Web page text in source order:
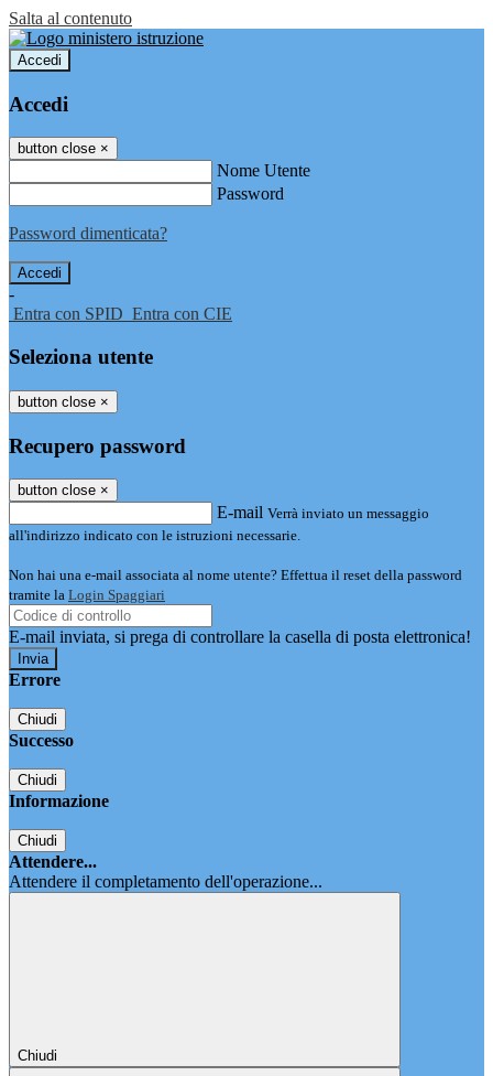
Salta al contenuto
Accedi
Accedi
button close ×
Nome Utente
Password
Password dimenticata?
-
Entra con SPID Entra con CIE
Seleziona utente
button close ×
Recupero password
button close ×
E-mail Verrà inviato un messaggio
all'indirizzo indicato con le istruzioni necessarie.
Non hai una e-mail associata al nome utente? Effettua il reset della password
tramite la Login Spaggiari
E-mail inviata, si prega di controllare la casella di posta elettronica!
Errore
Chiudi
Successo
Chiudi
Informazione
Chiudi
Attendere...
Attendere il completamento dell'operazione...
Chiudi